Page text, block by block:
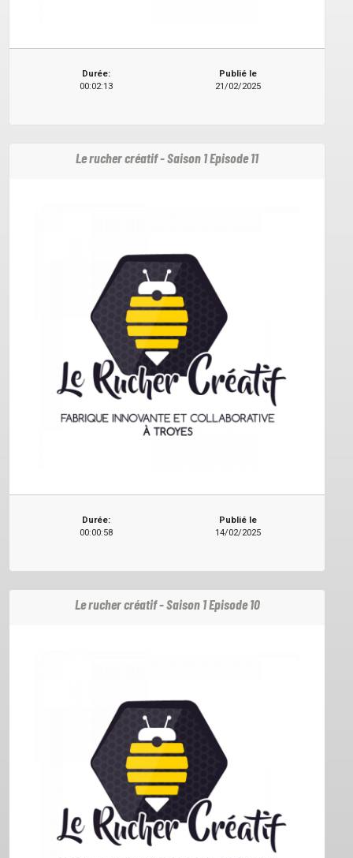
Durée:
00:02:13
Publié le
21/02/2025
Le rucher créatif - Saison 1 Episode 11
Durée:
00:00:58
Publié le
14/02/2025
Le rucher créatif - Saison 1 Episode 10